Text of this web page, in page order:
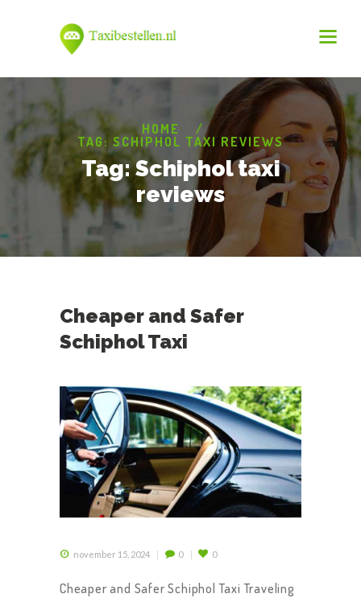
HOME
TAG: SCHIPHOL TAXI REVIEWS
Tag: Schiphol taxi
reviews
Cheaper and Safer
Schiphol Taxi
november 15, 2024 0 0
Cheaper and Safer Schiphol Taxi Traveling